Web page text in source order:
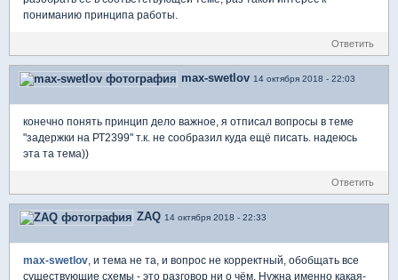
пониманию принципа работы.
Ответить
max-swetlov 14 октября 2018 - 22:03
конечно понять принцип дело важное, я отписал вопросы в теме
"задержки на РТ2399" т.к. не сообразил куда ещё писать. надеюсь
эта та тема))
Ответить
ZAQ 14 октября 2018 - 22:33
max-swetlov , и тема не та, и вопрос не корректный, обобщать все
существующие схемы - это разговор ни о чём. Нужна именно какая-